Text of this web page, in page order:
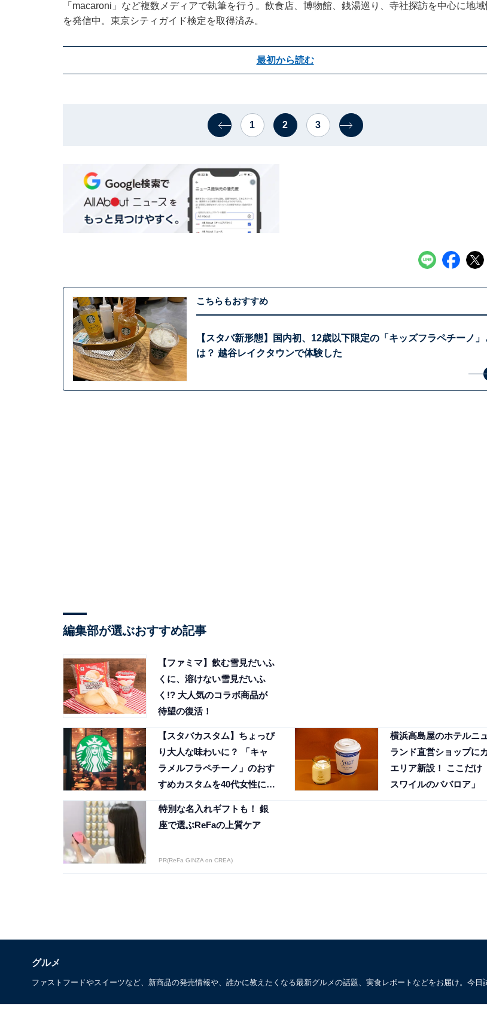
「macaroni」など複数メディアで執筆を行う。飲食店、博物館、銭湯巡り、寺社探訪を中心に地域
を発信中。東京シティガイド検定を取得済み。
最初から読む
1 2 3
こちらもおすすめ
【スタバ新形態】国内初、12歳以下限定の「キッズフラペチーノ」
は？ 越谷レイクタウンで体験した
編集部が選ぶおすすめ記事
【ファミマ】飲む雪見だいふ
くに、溶けない雪見だいふ
く!? 大人気のコラボ商品が
待望の復活！
【スタバカスタム】ちょっぴ
り大人な味わいに？ 「キャ
ラメルフラペチーノ」のおす
すめカスタムを40代女性に聞
横浜高島屋のホテルニ
ランド直営ショップに
エリア新設！ ここだけ
スワイルのババロア」
特別な名入れギフトも！ 銀
座で選ぶReFaの上質ケア
PR(ReFa GINZA on CREA)
グルメ
ファストフードやスイーツなど、新商品の発売情報や、誰かに教えたくなる最新グルメの話題、実食レポートなどをお届け。今日